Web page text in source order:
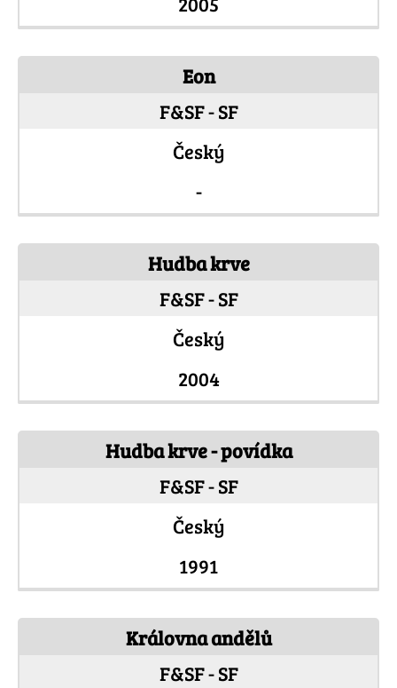
Eon
F&SF - SF
Český
-
Hudba krve
F&SF - SF
Český
2004
Hudba krve - povídka
F&SF - SF
Český
1991
Královna andělů
F&SF - SF